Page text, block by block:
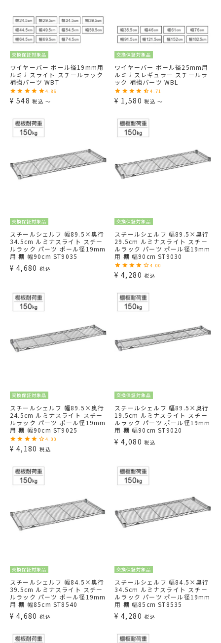
交換保証対象品
ワイヤーバー ポール径19mm用
ルミナスライト スチールラック
補強パーツ WBT
4.86
¥ 548 税込 〜
交換保証対象品
ワイヤーバー ポール径25mm用
ルミナスレギュラー スチールラ
ック 補強パーツ WBL
4.71
¥ 1,580 税込 〜
交換保証対象品
スチールシェルフ 幅89.5×奥行
34.5cm ルミナスライト スチー
ルラック パーツ ポール径19mm
用 棚 幅90cm ST9035
¥ 4,680 税込
交換保証対象品
スチールシェルフ 幅89.5×奥行
29.5cm ルミナスライト スチー
ルラック パーツ ポール径19mm
用 棚 幅90cm ST9030
4.00
¥ 4,280 税込
交換保証対象品
スチールシェルフ 幅89.5×奥行
24.5cm ルミナスライト スチー
ルラック パーツ ポール径19mm
用 棚 幅90cm ST9025
4.00
¥ 4,180 税込
交換保証対象品
スチールシェルフ 幅89.5×奥行
19.5cm ルミナスライト スチー
ルラック パーツ ポール径19mm
用 棚 幅90cm ST9020
¥ 4,080 税込
交換保証対象品
スチールシェルフ 幅84.5×奥行
39.5cm ルミナスライト スチー
ルラック パーツ ポール径19mm
用 棚 幅85cm ST8540
¥ 4,680 税込
交換保証対象品
スチールシェルフ 幅84.5×奥行
34.5cm ルミナスライト スチー
ルラック パーツ ポール径19mm
用 棚 幅85cm ST8535
¥ 4,280 税込